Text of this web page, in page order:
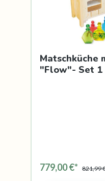
Matschküche
"Flow"- Set 1
779,00 €* 821,99